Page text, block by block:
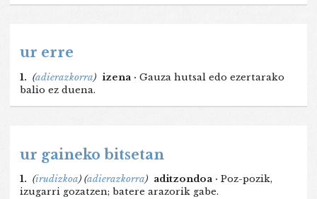
ur erre
1. (adierazkorra) izena · Gauza hutsal edo ezertarako
balio ez duena.
ur gaineko bitsetan
1. (irudizkoa) (adierazkorra) aditzondoa · Poz-pozik,
izugarri gozatzen; batere arazorik gabe.